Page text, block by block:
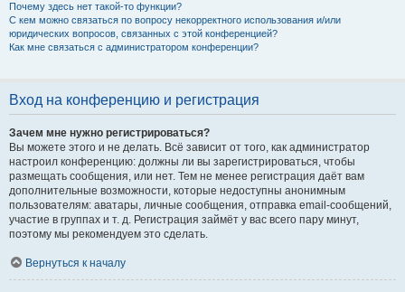
Почему здесь нет такой-то функции?
С кем можно связаться по вопросу некорректного использования и/или
юридических вопросов, связанных с этой конференцией?
Как мне связаться с администратором конференции?
Вход на конференцию и регистрация
Зачем мне нужно регистрироваться?
Вы можете этого и не делать. Всё зависит от того, как администратор
настроил конференцию: должны ли вы зарегистрироваться, чтобы
размещать сообщения, или нет. Тем не менее регистрация даёт вам
дополнительные возможности, которые недоступны анонимным
пользователям: аватары, личные сообщения, отправка email-сообщений,
участие в группах и т. д. Регистрация займёт у вас всего пару минут,
поэтому мы рекомендуем это сделать.
Вернуться к началу